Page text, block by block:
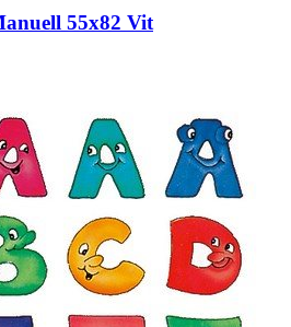
55x82 Vit